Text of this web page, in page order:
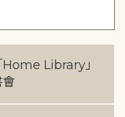
Home Library」
會